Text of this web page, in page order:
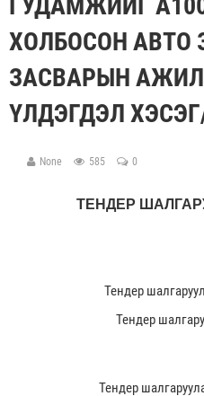
ХОЛБОСОН АВТО
ЗАСВАРЫН
ҮЛДЭГДЭЛ
None 585 0
ТЕНДЕР
Тендер
Тендер
Тендер